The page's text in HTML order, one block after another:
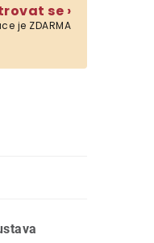
se ›
je ZDARMA